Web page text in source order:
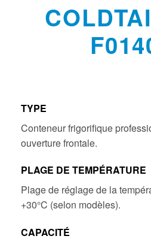
TYPE
Conteneur frigorifique
ouverture frontale.
PLAGE DE TEMPÉRATURE
Plage de réglage de la
+30°C (selon modèles).
CAPACITÉ